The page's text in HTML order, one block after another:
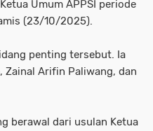
Umum APPSI periode
(23/10/2025).
penting tersebut. Ia
Zainal Arifin Paliwang, dan
berawal dari usulan Ketua